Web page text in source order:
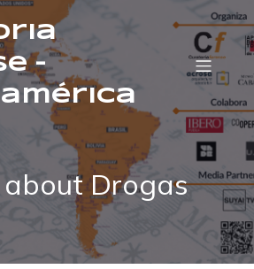
–
Drogas